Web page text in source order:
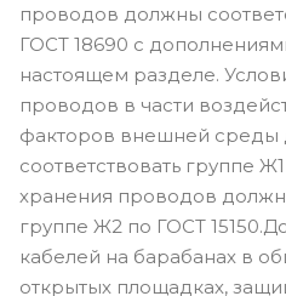
проводов должны
ГОСТ 18690 с
настоящем разделе.
проводов в части
факторов внешней
соответствовать группе
хранения проводов
группе Ж2 по ГОСТ
кабелей на барабанах в
открытых площадках,